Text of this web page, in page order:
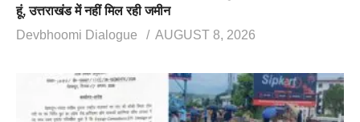
हूं, उत्तराखंड में नहीं मिल रही जमीन
Devbhoomi Dialogue
AUGUST 8, 2026